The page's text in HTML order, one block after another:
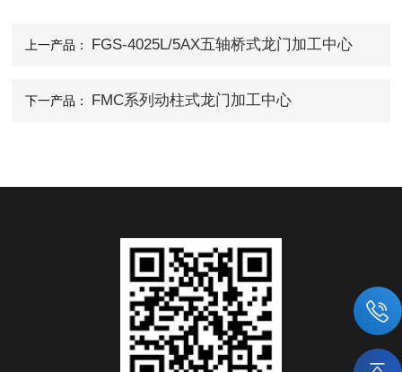
上一产品： FGS-4025L/5AX五轴桥式龙门加工中心
下一产品： FMC系列动柱式龙门加工中心